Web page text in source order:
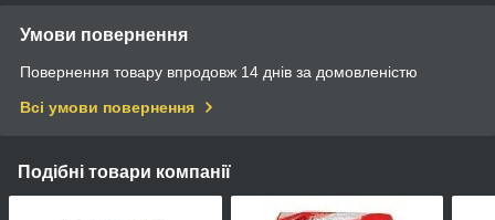
Умови повернення
Повернення товару впродовж 14 днів за домовленістю
Всі умови повернення
Подібні товари компанії